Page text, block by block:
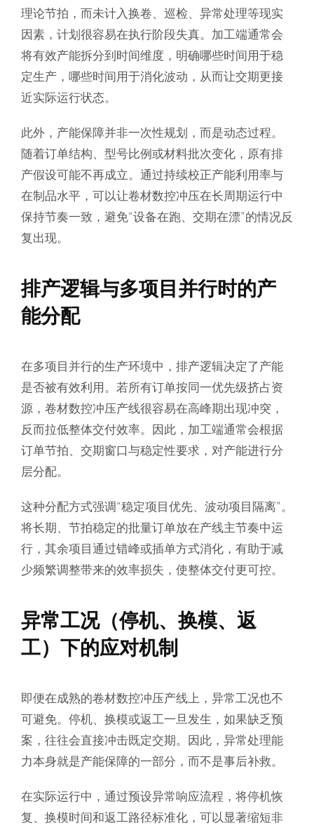
理论节拍，而未计入换卷、巡检、异常处理等现实
因素，计划很容易在执行阶段失真。加工端通常会
将有效产能拆分到时间维度，明确哪些时间用于稳
定生产，哪些时间用于消化波动，从而让交期更接
近实际运行状态。
此外，产能保障并非一次性规划，而是动态过程。
随着订单结构、型号比例或材料批次变化，原有排
产假设可能不再成立。通过持续校正产能利用率与
在制品水平，可以让卷材数控冲压在长周期运行中
保持节奏一致，避免“设备在跑、交期在漂”的情况反
复出现。
排产逻辑与多项目并行时的产
能分配
在多项目并行的生产环境中，排产逻辑决定了产能
是否被有效利用。若所有订单按同一优先级挤占资
源，卷材数控冲压产线很容易在高峰期出现冲突，
反而拉低整体交付效率。因此，加工端通常会根据
订单节拍、交期窗口与稳定性要求，对产能进行分
层分配。
这种分配方式强调“稳定项目优先、波动项目隔离”。
将长期、节拍稳定的批量订单放在产线主节奏中运
行，其余项目通过错峰或插单方式消化，有助于减
少频繁调整带来的效率损失，使整体交付更可控。
异常工况（停机、换模、返
工）下的应对机制
即便在成熟的卷材数控冲压产线上，异常工况也不
可避免。停机、换模或返工一旦发生，如果缺乏预
案，往往会直接冲击既定交期。因此，异常处理能
力本身就是产能保障的一部分，而不是事后补救。
在实际运行中，通过预设异常响应流程，将停机恢
复、换模时间和返工路径标准化，可以显著缩短非